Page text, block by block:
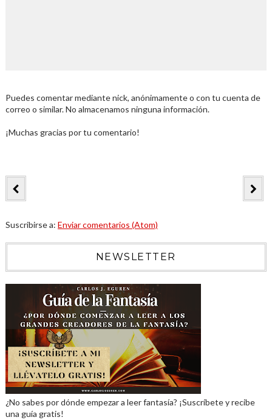
Puedes comentar mediante nick, anónimamente o con tu cuenta de
correo o similar. No almacenamos ninguna información.
¡Muchas gracias por tu comentario!
Suscribirse a: Enviar comentarios (Atom)
NEWSLETTER
¿No sabes por dónde empezar a leer fantasía? ¡Suscríbete y recibe
una guía gratis!